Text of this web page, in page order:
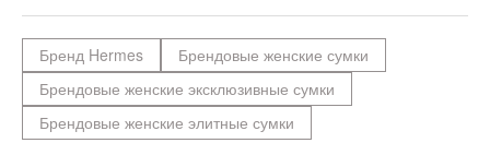
Бренд Hermes
Брендовые женские сумки
Брендовые женские эксклюзивные сумки
Брендовые женские элитные сумки